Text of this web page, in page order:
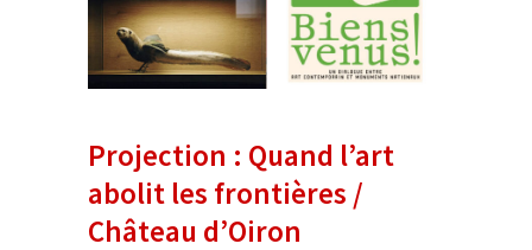
Projection : Quand l’art
abolit les frontières /
Château d’Oiron